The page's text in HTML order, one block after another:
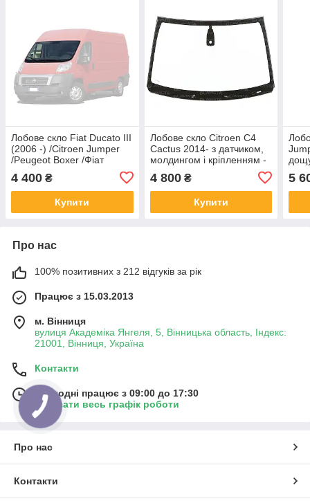
Лобове скло Fiat Ducato III
(2006 -) /Citroen Jumper
/Peugeot Boxer /Фіат
Дукато з датчиком дощу
4 400 ₴
Купити
Лобове скло Citroen C4
Cactus 2014- з датчиком,
молдингом і кріпленням -
4 800₴
Купити
5
Про нас
100% позитивних з 212 відгуків за рік
Працює з 15.03.2013
м. Вінниця
вулиця Академіка Янгеля, 5, Вінницька область, Індекс:
21001, Вінниця, Україна
Контакти
Сьогодні працює з 09:00 до 17:30
Показати весь графік роботи
Про нас
Контакти